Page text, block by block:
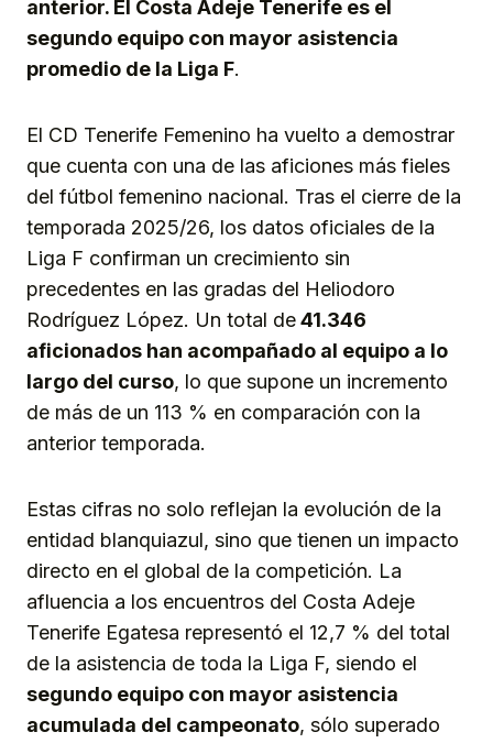
anterior. El Costa Adeje Tenerife es el
segundo equipo con mayor asistencia
promedio de la Liga F.
El CD Tenerife Femenino ha vuelto a demostrar
que cuenta con una de las aficiones más fieles
del fútbol femenino nacional. Tras el cierre de la
temporada 2025/26, los datos oficiales de la
Liga F confirman un crecimiento sin
precedentes en las gradas del Heliodoro
Rodríguez López. Un total de41.346
aficionados han acompañado al equipo a lo
largo del curso, lo que supone un incremento
de más de un 113 % en comparación con la
anterior temporada.
Estas cifras no solo reflejan la evolución de la
entidad blanquiazul, sino que tienen un impacto
directo en el global de la competición. La
afluencia a los encuentros del Costa Adeje
Tenerife Egatesa representó el 12,7 % del total
de la asistencia de toda la Liga F, siendo el
segundo equipo con mayor asistencia
acumulada del campeonato, sólo superado